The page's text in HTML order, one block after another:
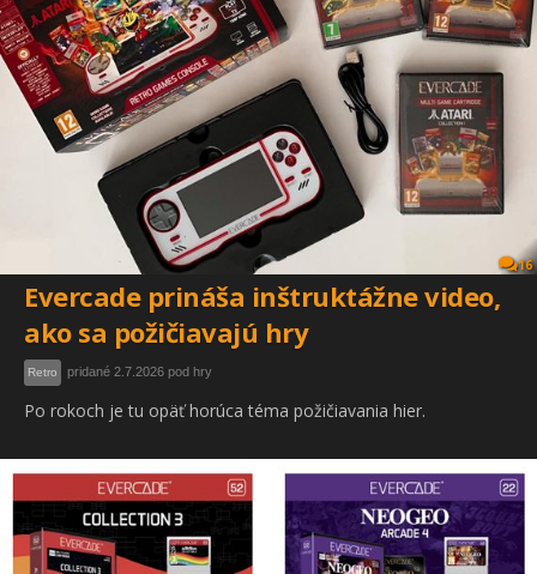
16
Evercade prináša inštruktážne video,
ako sa požičiavajú hry
Retro pridané 2.7.2026 pod hry
Po rokoch je tu opäť horúca téma požičiavania hier.